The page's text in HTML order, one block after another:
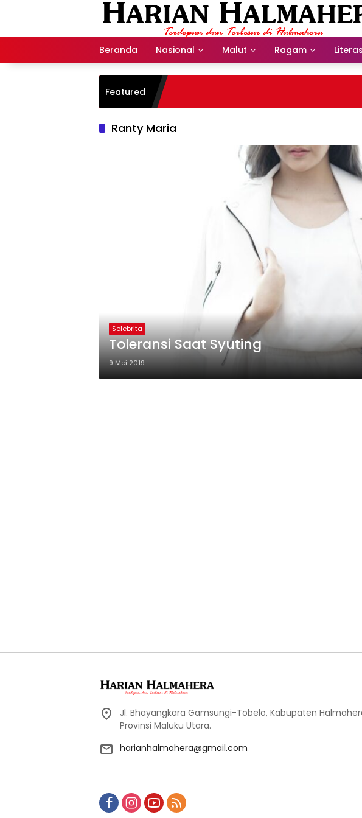
Beranda Nasional Malut Ragam
Featured
Ranty Maria
Selebrita
Toleransi Saat Syuting
9 Mei 2019
Jl. Bhayangkara Gamsungi-Tobelo, Kabupaten
Provinsi Maluku Utara.
harianhalmahera@gmail.com